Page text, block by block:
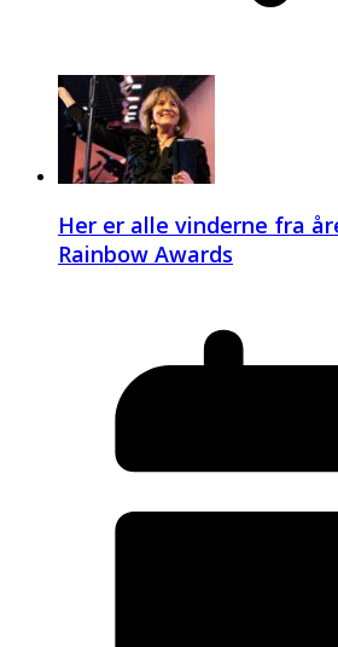
Her er alle vinderne fra
Rainbow Awards